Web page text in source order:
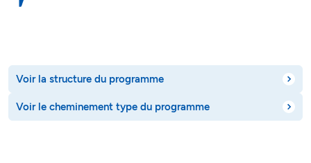
Voir la structure du programme
Voir le cheminement type du programme